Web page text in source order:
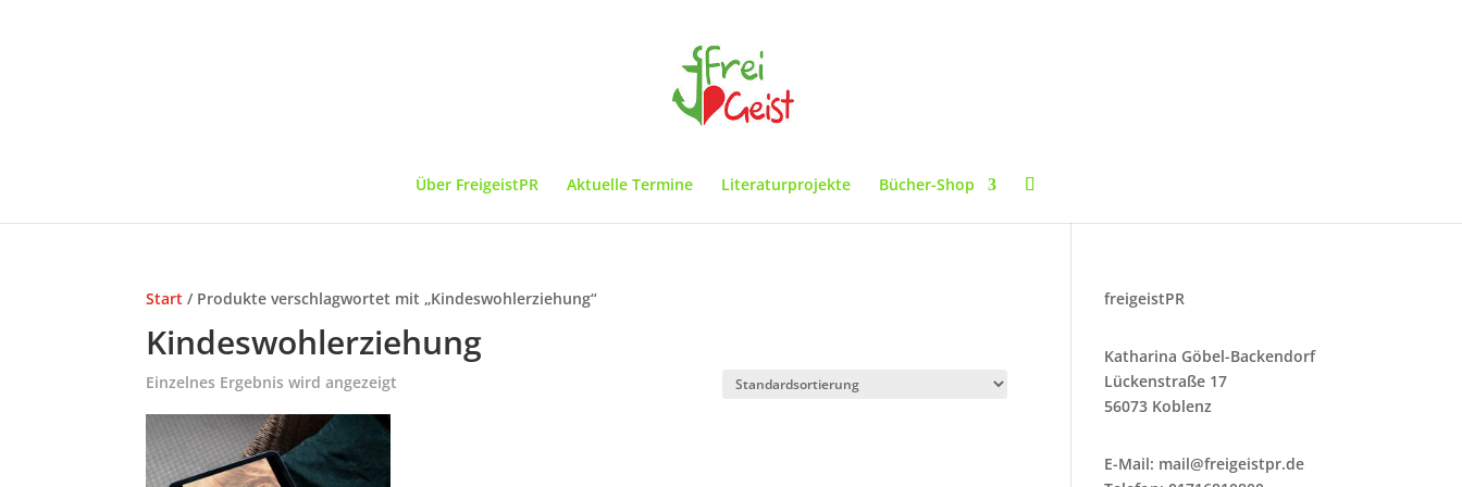
Über FreigeistPR Aktuelle Termine Literaturprojekte Bücher-Shop
Start / Produkte verschlagwortet mit „Kindeswohlerziehung“
Kindeswohlerziehung
Einzelnes Ergebnis wird angezeigt
freigeistPR
Katharina Göbel-Backendorf
Lückenstraße 17
56073 Koblenz
E-Mail: mail@freigeistpr.de